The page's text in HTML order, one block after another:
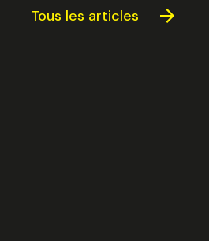
Tous les articles